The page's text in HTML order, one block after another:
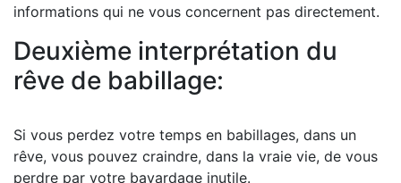
informations qui ne vous concernent pas directement.
Deuxième interprétation du
rêve de babillage:
Si vous perdez votre temps en babillages, dans un
rêve, vous pouvez craindre, dans la vraie vie, de vous
perdre par votre bavardage inutile.